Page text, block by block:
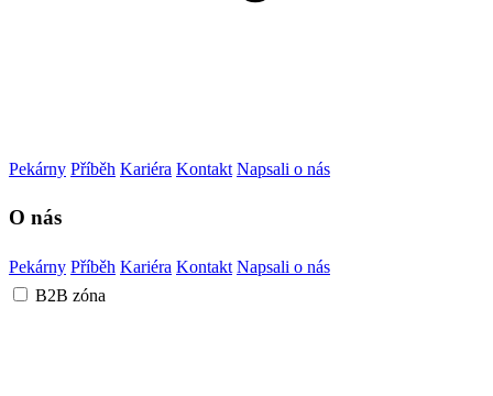
Pekárny Příběh Kariéra Kontakt Napsali o nás
O nás
Pekárny Příběh Kariéra Kontakt Napsali o nás
B2B zóna